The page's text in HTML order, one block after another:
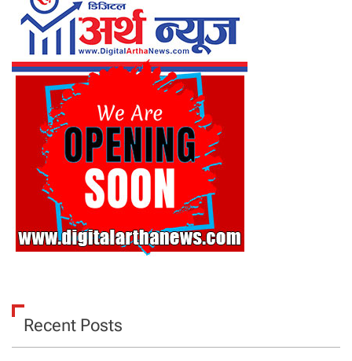
Recent Posts